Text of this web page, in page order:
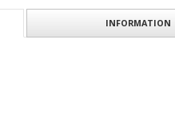
INFORMATION